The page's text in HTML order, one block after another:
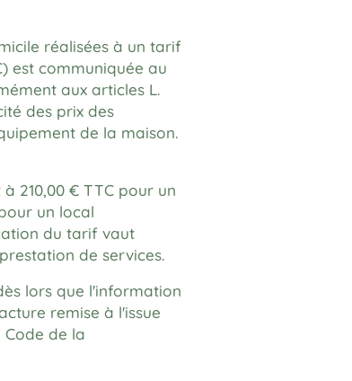
réalisées à un tarif
est communiquée au
aux articles L.
des prix des
de la maison.
210,00 € TTC pour un
un local
du tarif vaut
de services.
lors que l'information
remise à l'issue
de la